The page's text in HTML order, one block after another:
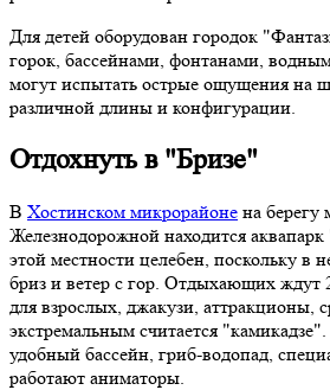
Для детей оборудован городок
горок, бассейнами, фонтанами,
могут испытать острые ощущения на
различной длины и конфигурации.
Отдохнуть в "Бризе"
В Хостинском микрорайоне на берегу
Железнодорожной находится
этой местности целебен, поскольку в
бриз и ветер с гор. Отдыхающих ждут
для взрослых, джакузи, аттракционы,
экстремальным считается
удобный бассейн, гриб-водопад,
работают аниматоры.